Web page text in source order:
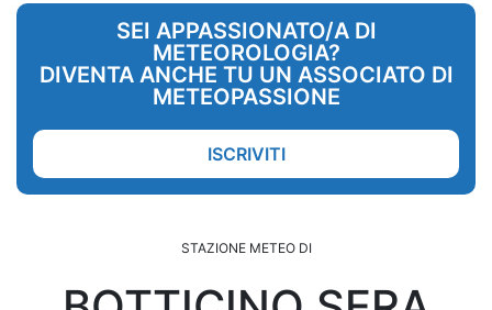
SEI APPASSIONATO/A DI
METEOROLOGIA?
DIVENTA ANCHE TU UN ASSOCIATO DI
METEOPASSIONE
ISCRIVITI
STAZIONE METEO DI